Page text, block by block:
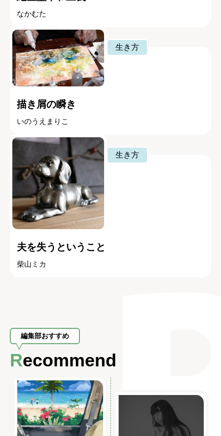
なかむた
生き方
描き屑の瞬き
いのうえまりこ
生き方
夫を失うということ
柴山ミカ
編集部おすすめ
Recommend